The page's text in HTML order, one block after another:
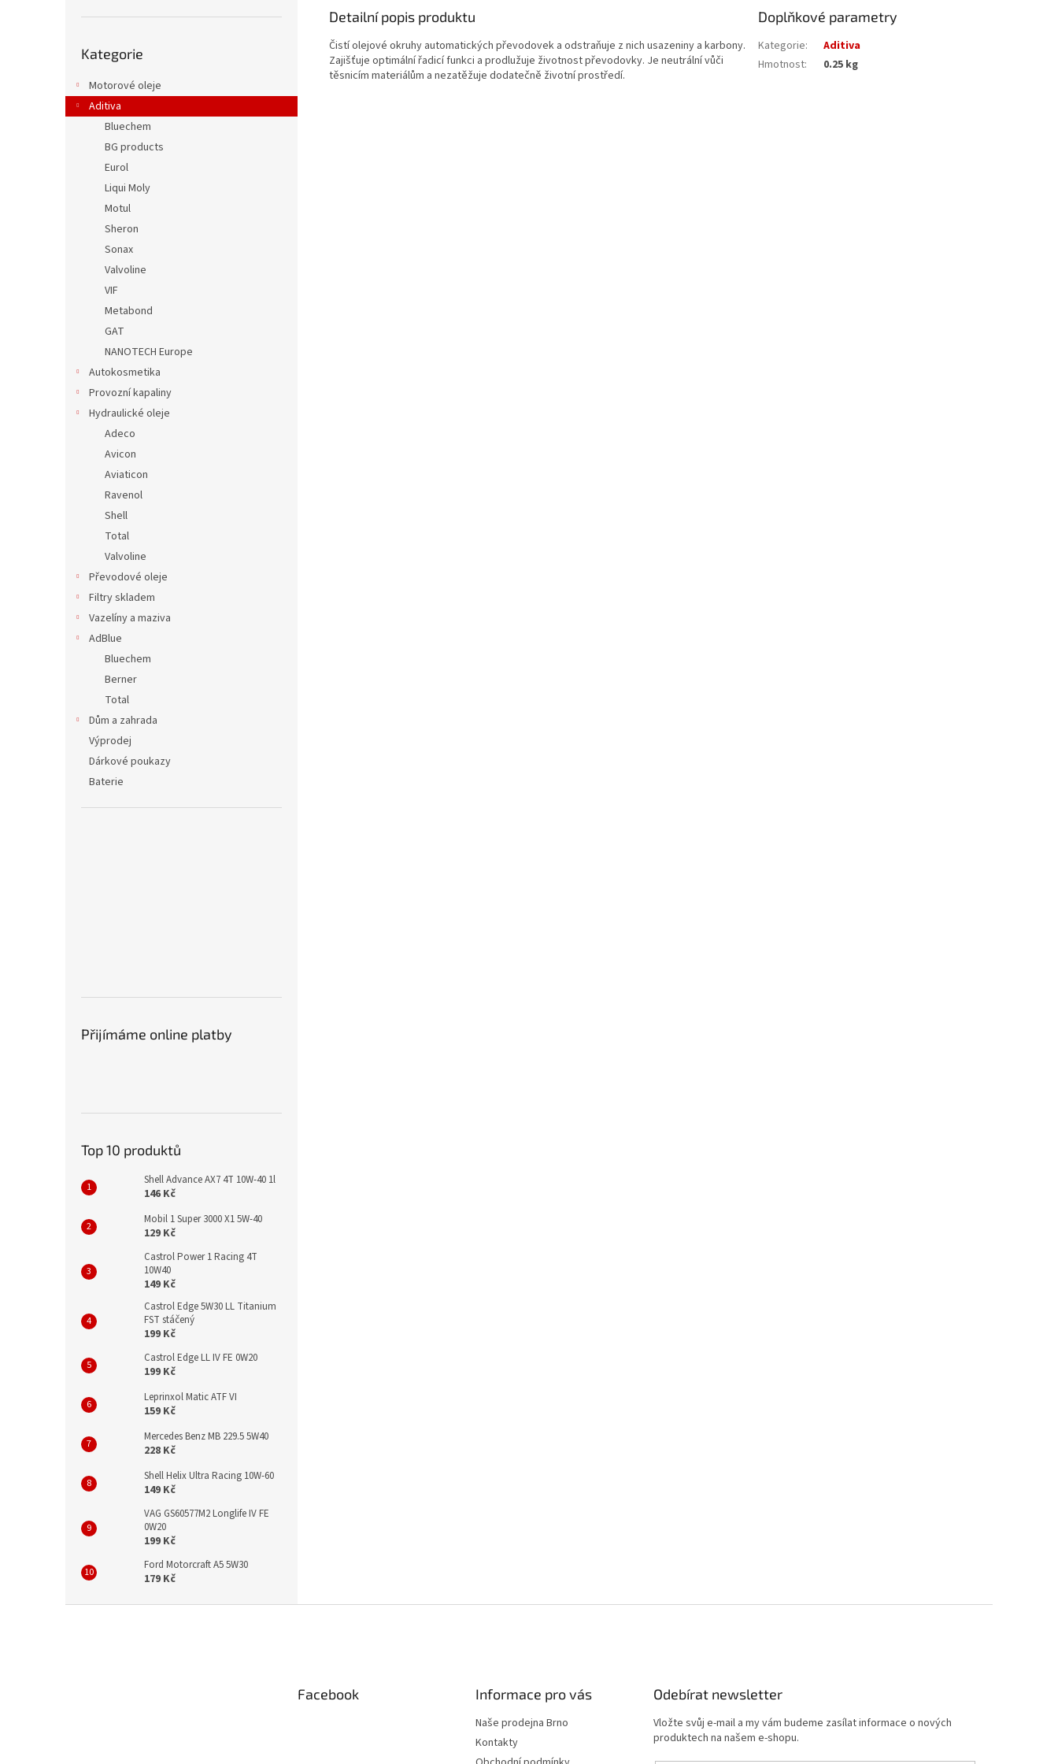
kategorie
Kategorie
Motorové oleje
Aditiva
Bluechem
BG products
Eurol
Liqui Moly
Motul
Sheron
Sonax
Valvoline
VIF
Metabond
GAT
NANOTECH Europe
Autokosmetika
Provozní kapaliny
Hydraulické oleje
Adeco
Avicon
Aviaticon
Ravenol
Shell
Total
Valvoline
Převodové oleje
Filtry skladem
Vazelíny a maziva
AdBlue
Bluechem
Berner
Total
Dům a zahrada
Výprodej
Dárkové poukazy
Baterie
Přijímáme online platby
Top 10 produktů
Shell Advance AX7 4T 10W-40 1l
146 Kč
Mobil 1 Super 3000 X1 5W-40
129 Kč
Castrol Power 1 Racing 4T
10W40
149 Kč
Castrol Edge 5W30 LL Titanium
FST stáčený
199 Kč
Castrol Edge LL IV FE 0W20
199 Kč
Leprinxol Matic ATF VI
159 Kč
Mercedes Benz MB 229.5 5W40
228 Kč
Shell Helix Ultra Racing 10W-60
149 Kč
VAG GS60577M2 Longlife IV FE
0W20
199 Kč
Ford Motorcraft A5 5W30
179 Kč
Detailní popis produktu
Čistí olejové okruhy automatických převodovek a odstraňuje z nich usazeniny a karbony.
Zajišťuje optimální řadicí funkci a prodlužuje životnost převodovky. Je neutrální vůči
těsnicím materiálům a nezatěžuje dodatečně životní prostředí.
Doplňkové parametry
Kategorie:
Aditiva
Hmotnost: 0.25 kg
Facebook Informace pro vás
Naše prodejna Brno
Kontakty
Odebírat newsletter
Vložte svůj e-mail a my vám budeme zasílat informace o nových
produktech na našem e-shopu.